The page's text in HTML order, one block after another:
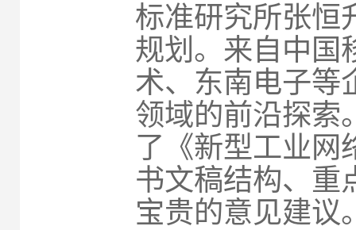
标准研究所张恒
规划。来自中国
术、东南电子等
领域的前沿探索
了《新型工业网
书文稿结构、重
宝贵的意见建议